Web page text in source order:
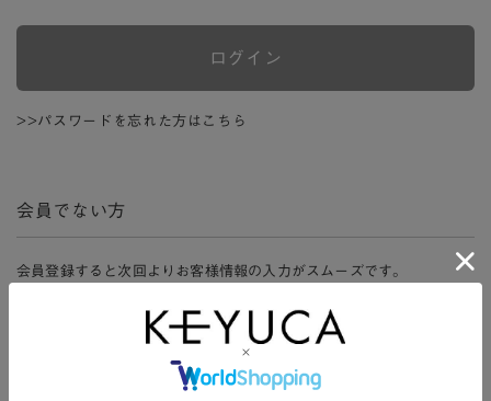
ログイン
>>パスワードを忘れた方はこちら
会員でない方
会員登録すると次回よりお客様情報の入力がスムーズです。
ージ、購入履歴をご利用いただけます。